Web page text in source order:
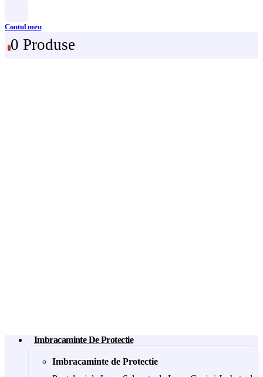
Contul meu
00 Produse
Imbracaminte De Protectie
Imbracaminte de Protectie